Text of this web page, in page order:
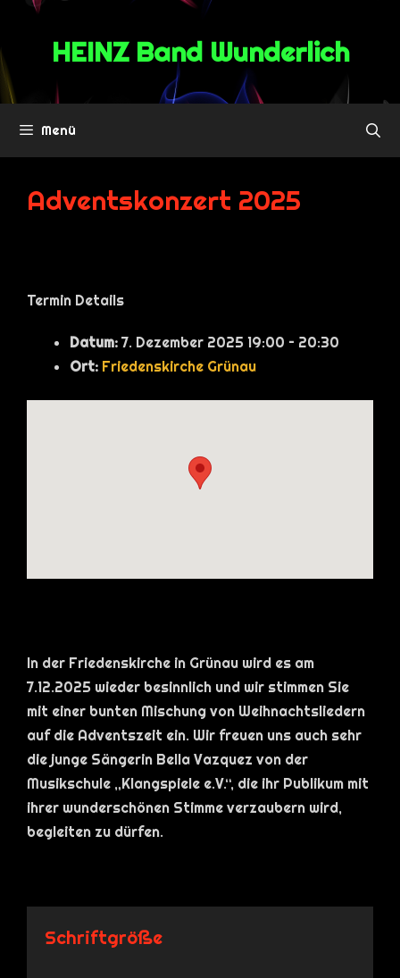
springenHEINZ Band Wunderlich
Menü
Adventskonzert 2025
Termin Details
Datum: 7. Dezember 2025 19:00 – 20:30
Ort: Friedenskirche Grünau
In der Friedenskirche in Grünau wird es am
7.12.2025 wieder besinnlich und wir stimmen Sie
mit einer bunten Mischung von Weihnachtsliedern
auf die Adventszeit ein. Wir freuen uns auch sehr
die junge Sängerin Bella Vazquez von der
Musikschule „Klangspiele e.V.“, die ihr Publikum mit
ihrer wunderschönen Stimme verzaubern wird,
begleiten zu dürfen.
Schriftgröße